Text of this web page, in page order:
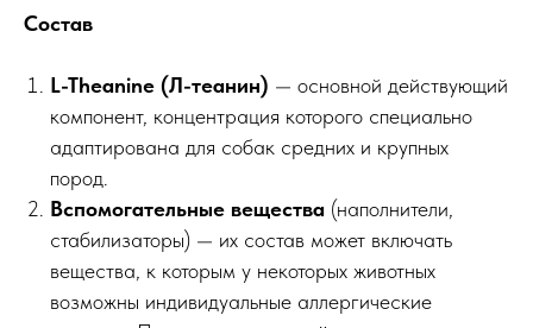
Состав
L-Theanine (Л-теанин) — основной действующий
компонент, концентрация которого специально
адаптирована для собак средних и крупных
пород.
Вспомогательные вещества (наполнители,
стабилизаторы) — их состав может включать
вещества, к которым у некоторых животных
возможны индивидуальные аллергические